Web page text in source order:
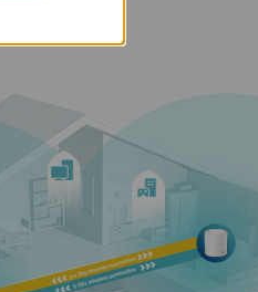
Ігри
8K-стрімінг